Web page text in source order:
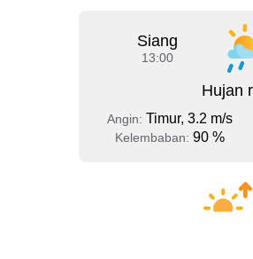
Siang
13:00
Hujan
Angin: Timur, 3.2 m/s
Kelembaban: 90 %